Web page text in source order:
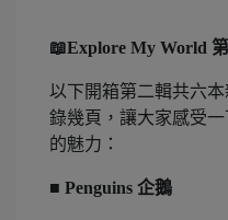
📖Explore My World
以下開箱第二輯共六
錄幾頁，讓大家感受
的魅力：
■ Penguins 企鵝